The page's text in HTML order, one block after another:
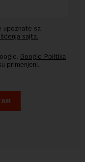
upoznate sa
sajta.
Google Politika
primenjeni.